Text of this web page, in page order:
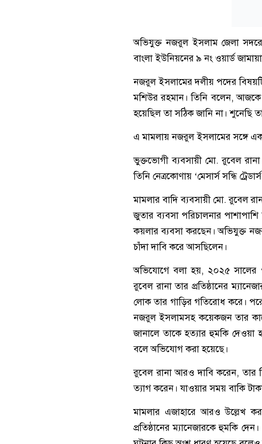
অভিযুক্ত নজরুল ইসলাম জেলা
বাংলা ইউনিয়নের ৯ নং ওয়ার্ড
নজরুল ইসলামের দলীয় পদের
মশিউর রহমান। তিনি বলেন, আজকে
হয়েছিল তা সঠিক জানি না। শুনেছি
এ মামলায় নজরুল ইসলামের সঙ্গে
ভুক্তভোগী ব্যবসায়ী মো. রুবেল
তিনি নেত্রকোণায় ‘মেসার্স সন্ধি
মামলার বাদি ব্যবসায়ী মো. রুবেল
জুতার ব্যবসা পরিচালনার পাশাপাশি
কয়লার ব্যবসা করছেন। অভিযুক্ত
চাঁদা দাবি করে আসছিলেন।
অভিযোগে বলা হয়, ২০২৫ সালের
রুবেল রানা তার প্রতিষ্ঠানের
লোক তার গাড়ির গতিরোধ করে।
নজরুল ইসলামসহ কয়েকজন তার
জানালে তাকে হত্যার হুমকি দেওয়া
বলে অভিযোগ করা হয়েছে।
রুবেল রানা আরও দাবি করেন, তার
ত্যাগ করেন। যাওয়ার সময় বাকি
মামলার এজাহারে আরও উল্লেখ
প্রতিষ্ঠানের ম্যানেজারকে হুমকি